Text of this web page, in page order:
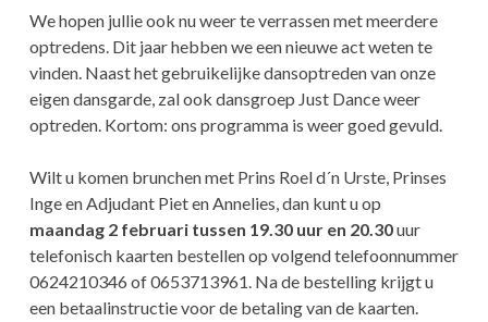
We hopen jullie ook nu weer te verrassen met meerdere
optredens. Dit jaar hebben we een nieuwe act weten te
vinden. Naast het gebruikelijke dansoptreden van onze
eigen dansgarde, zal ook dansgroep Just Dance weer
optreden. Kortom: ons programma is weer goed gevuld.
Wilt u komen brunchen met Prins Roel d´n Urste, Prinses
Inge en Adjudant Piet en Annelies, dan kunt u op
maandag 2 februari tussen 19.30 uur en 20.30uur
telefonisch kaarten bestellen op volgend telefoonnummer
0624210346 of 0653713961. Na de bestelling krijgt u
een betaalinstructie voor de betaling van de kaarten.